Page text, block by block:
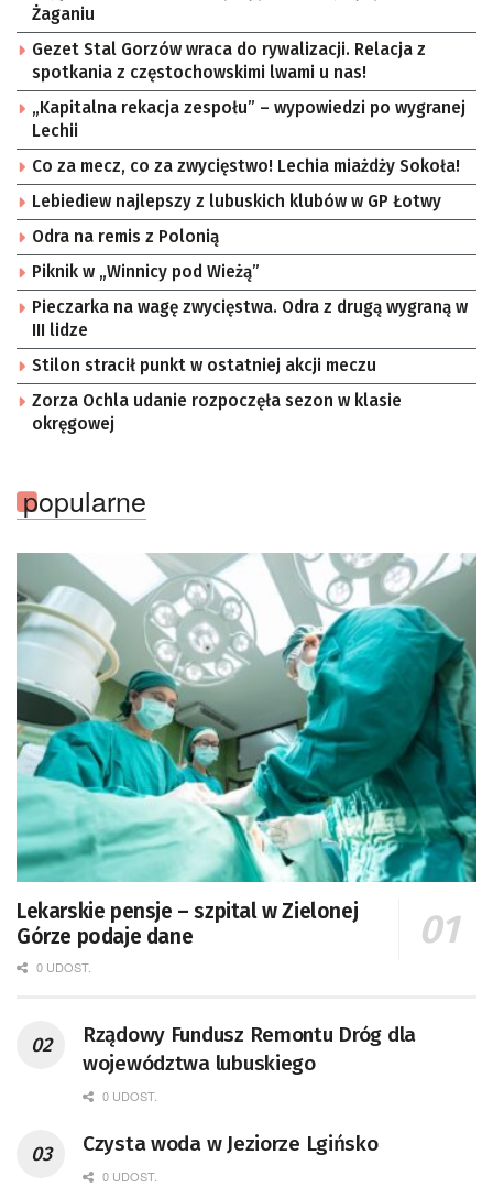
Żaganiu
Gezet Stal Gorzów wraca do rywalizacji. Relacja z
spotkania z częstochowskimi lwami u nas!
„Kapitalna rekacja zespołu” – wypowiedzi po wygranej
Lechii
Co za mecz, co za zwycięstwo! Lechia miażdży Sokoła!
Lebiediew najlepszy z lubuskich klubów w GP Łotwy
Odra na remis z Polonią
Piknik w „Winnicy pod Wieżą”
Pieczarka na wagę zwycięstwa. Odra z drugą wygraną w
III lidze
Stilon stracił punkt w ostatniej akcji meczu
Zorza Ochla udanie rozpoczęła sezon w klasie
okręgowej
popularne
Lekarskie pensje – szpital w Zielonej
Górze podaje dane
0 UDOST.
Rządowy Fundusz Remontu Dróg dla
województwa lubuskiego
0 UDOST.
Czysta woda w Jeziorze Lgińsko
0 UDOST.